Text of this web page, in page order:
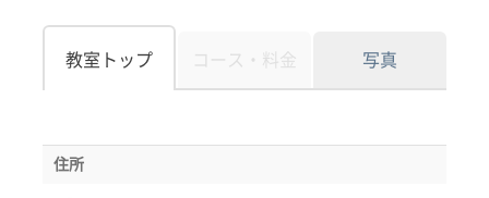
教室トップ コース・料金 写真
住所